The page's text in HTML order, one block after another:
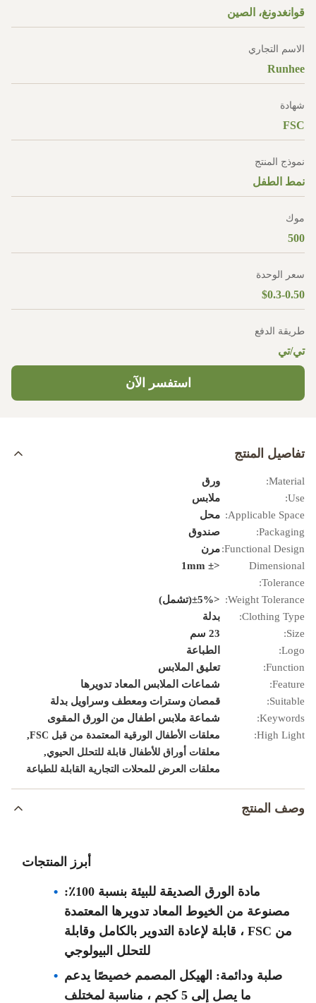
قوانغدونغ، الصين
الاسم التجاري
Runhee
شهادة
FSC
نموذج المنتج
نمط الطفل
موك
500
سعر الوحدة
$0.3-0.50
طريقة الدفع
تي/تي
استفسر الآن
تفاصيل المنتج
Material:
ورق
Use:
ملابس
Applicable Space:
محل
Packaging:
صندوق
Functional Design: مرن
Dimensional
Tolerance:
<± 1mm
Weight Tolerance:
<±5%(تشمل)
Clothing Type:
بدلة
Size:
23 سم
Logo:
الطباعة
Function:
تعليق الملابس
Feature:
شماعات الملابس المعاد تدويرها
Suitable:
قمصان وسترات ومعطف وسراويل بدلة
Keywords:
شماعة ملابس اطفال من الورق المقوى
High Light:
معلقات الأطفال الورقية المعتمدة من قبل FSC ,
معلقات أوراق للأطفال قابلة للتحلل الحيوي,
معلقات العرض للمحلات التجارية القابلة للطباعة
وصف المنتج
أبرز المنتجات
مادة الورق الصديقة للبيئة بنسبة 100٪:
مصنوعة من الخيوط المعاد تدويرها المعتمدة
من FSC ، قابلة لإعادة التدوير بالكامل وقابلة
للتحلل البيولوجي
صلبة ودائمة: الهيكل المصمم خصيصًا يدعم
ما يصل إلى 5 كجم ، مناسبة لمختلف